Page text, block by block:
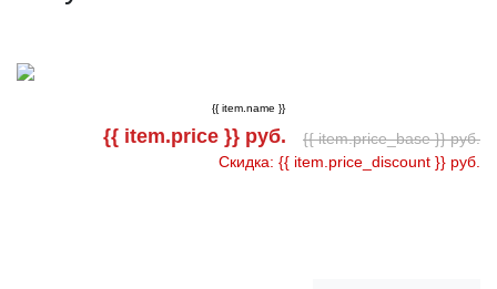
{{ item.name }}
{{ item.price }} руб.
{{ item.price_base }} руб.
Скидка: {{ item.price_discount }} руб.